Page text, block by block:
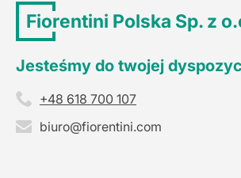
Fiorentini Polska Sp. z
Jesteśmy do twojej
+48 618 700 107
biuro@fiorentini.com